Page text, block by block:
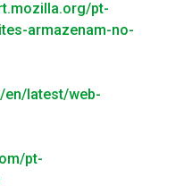
pt-
armazenam-no-
en/latest/web-
pt-